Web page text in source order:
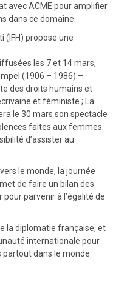
avec ACME pour amplifier
dans ce domaine.
(IFH) propose une
les 7 et 14 mars,
(1906 – 1986) –
des droits humains et
et féministe ; La
le 30 mars son spectacle
faites aux femmes.
d’assister au
le monde, la journée
de faire un bilan des
parvenir à l’égalité de
la diplomatie française, et
internationale pour
dans le monde.